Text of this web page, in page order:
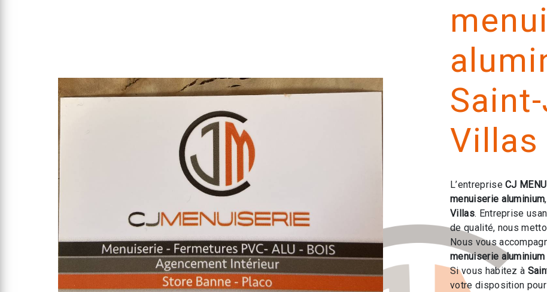
Villas
L’entrepriseCJ
menuiserie aluminium
Villas. Entreprise
de qualité, nous
Nous vous
menuiserie aluminium
Si vous habitez à
votre disposition